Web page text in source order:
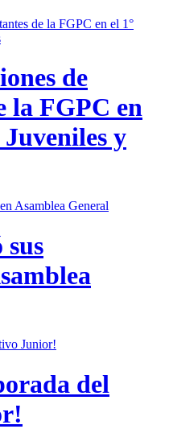
de
la FGPC en
y
del